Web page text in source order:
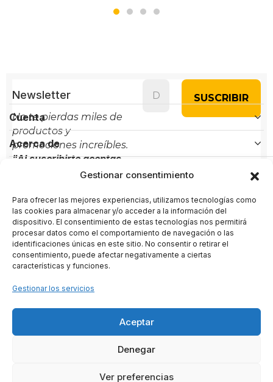
Gestionar consentimiento
Para ofrecer las mejores experiencias, utilizamos tecnologías como
las cookies para almacenar y/o acceder a la información del
dispositivo. El consentimiento de estas tecnologías nos permitirá
procesar datos como el comportamiento de navegación o las
identificaciones únicas en este sitio. No consentir o retirar el
consentimiento, puede afectar negativamente a ciertas
características y funciones.
Gestionar los servicios
Aceptar
Denegar
Ver preferencias
Newsletter
No te pierdas miles de
productos y
promociones increíbles.
"Al suscribirte aceptas
nuestra política de
Cuenta
Acerca de
Contacto
Administración: +(34) 856 61 16 56
Soporte:+(34) 722 58 80 89
info@arternativas.com
– Proyecto cultural impulsado por ARTENARTE
2020 · 2026 - © Todos los derechos reservados